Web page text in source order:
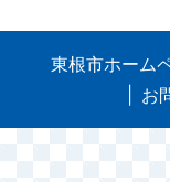
東根市ホーム
お